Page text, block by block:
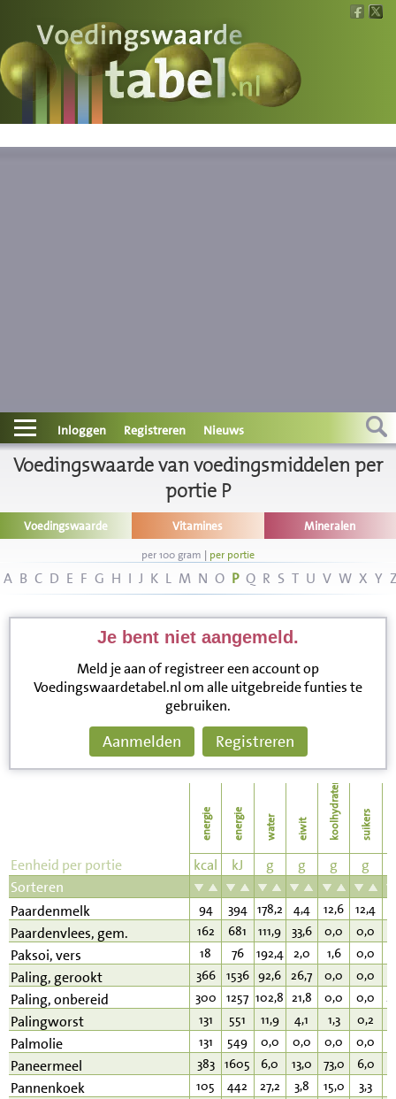
Voedingswaarde
Wat is wat?
Contact
Informatie
Inloggen Registreren Nieuws
Voedingswaarde van voedingsmiddelen per
portie P
Voedingswaarde Vitamines Mineralen
per 100 gram | per portie
A B C D E F G H I J K L M N O P Q R S T U V W X Y
Je bent niet aangemeld.
Meld je aan of registreer een account op
Voedingswaardetabel.nl om alle uitgebreide funties te
gebruiken.
Aanmelden Registreren
energie energie water eiwit koolhydraten suikers
Eenheid per portie kcal kJ g g g g
Sorteren
Paardenmelk
94 394 178,2 4,4 12,6 12,4
Paardenvlees, gem. 162 681 111,9 33,6 0,0 0,0
Paksoi, vers 18 76 192,4 2,0 1,6 0,0
Paling, gerookt 366 1536 92,6 26,7 0,0 0,0
Paling, onbereid 300 1257 102,8 21,8 0,0 0,0
Palingworst 131 551 11,9 4,1 1,3 0,2
Palmolie 131 549 0,0 0,0 0,0 0,0
Paneermeel 383 1605 6,0 13,0 73,0 6,0
Pannenkoek 105 442 27,2 3,8 15,0 3,3